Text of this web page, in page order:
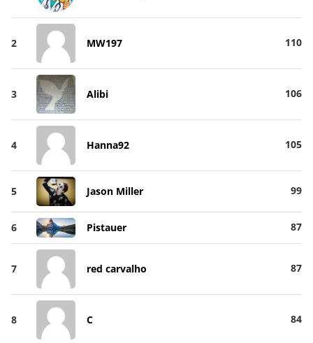
2 MW197 110
3 Alibi 106
4 Hanna92 105
5 Jason Miller 99
6 Pistauer 87
7 red carvalho 87
8 C 84